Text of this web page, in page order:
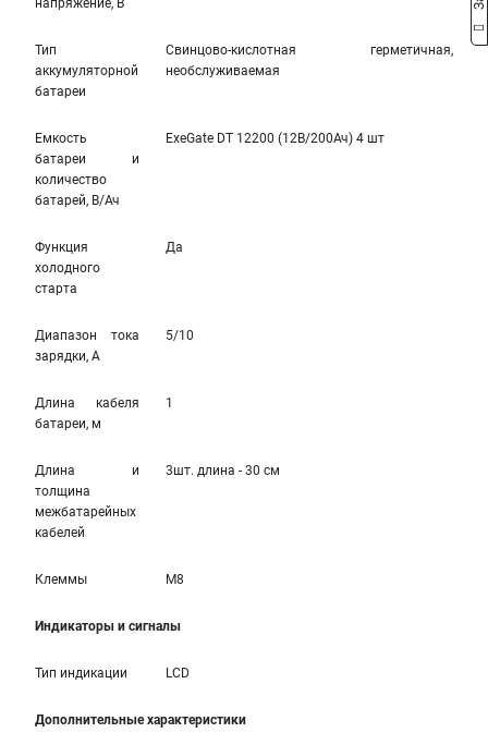
напряжение, В
Тип
аккумуляторной
батареи
Свинцово-кислотная герметичная,
необслуживаемая
Емкость
батареи и
количество
батарей, В/Ач
ExeGate DT 12200 (12В/200Ач) 4 шт
Функция
холодного
старта
Да
Диапазон тока
зарядки, А
5/10
Длина кабеля
батареи, м
1
Длина и
толщина
межбатарейных
кабелей
3шт. длина - 30 см
Клеммы M8
Индикаторы и сигналы
Тип индикации LCD
Дополнительные характеристики